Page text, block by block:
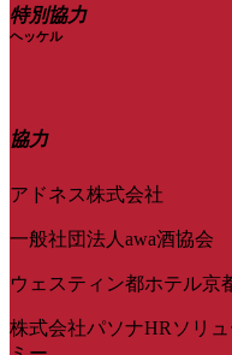
特別協力
ヘッケル
協力
アドネス株式会社
一般社団法人awa酒協会
ウェスティン都ホテル京
株式会社パソナHRソリ